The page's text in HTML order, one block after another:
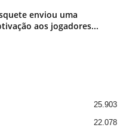
enviou uma
aos jogadores...
25.903
22.078